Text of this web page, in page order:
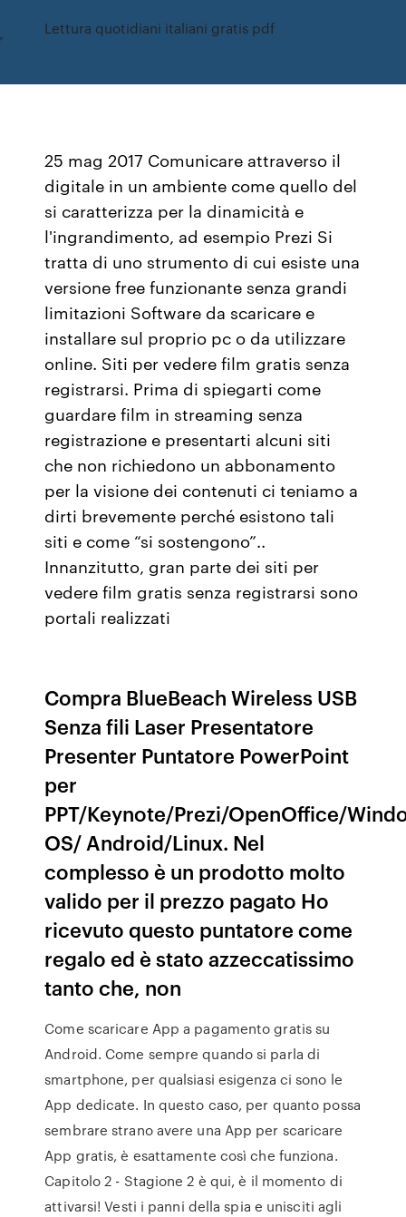
Lettura quotidiani italiani gratis pdf
25 mag 2017 Comunicare attraverso il
digitale in un ambiente come quello del
si caratterizza per la dinamicità e
l'ingrandimento, ad esempio Prezi Si
tratta di uno strumento di cui esiste una
versione free funzionante senza grandi
limitazioni Software da scaricare e
installare sul proprio pc o da utilizzare
online. Siti per vedere film gratis senza
registrarsi. Prima di spiegarti come
guardare film in streaming senza
registrazione e presentarti alcuni siti
che non richiedono un abbonamento
per la visione dei contenuti ci teniamo a
dirti brevemente perché esistono tali
siti e come “si sostengono”..
Innanzitutto, gran parte dei siti per
vedere film gratis senza registrarsi sono
portali realizzati
Compra BlueBeach Wireless USB
Senza fili Laser Presentatore
Presenter Puntatore PowerPoint
per
PPT/Keynote/Prezi/OpenOffice/
OS/ Android/Linux. Nel
complesso è un prodotto molto
valido per il prezzo pagato Ho
ricevuto questo puntatore come
regalo ed è stato azzeccatissimo
tanto che, non
Come scaricare App a pagamento gratis su
Android. Come sempre quando si parla di
smartphone, per qualsiasi esigenza ci sono le
App dedicate. In questo caso, per quanto possa
sembrare strano avere una App per scaricare
App gratis, è esattamente così che funziona.
Capitolo 2 - Stagione 2 è qui, è il momento di
attivarsi! Vesti i panni della spia e unisciti agli